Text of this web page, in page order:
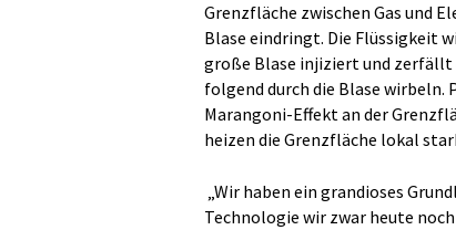
Grenzfläche zwischen Gas und
Blase eindringt. Die Flüssigkeit
große Blase injiziert und zerfällt
folgend durch die Blase wirbeln.
Marangoni-Effekt an der
heizen die Grenzfläche lokal
„Wir haben ein grandioses
Technologie wir zwar heute